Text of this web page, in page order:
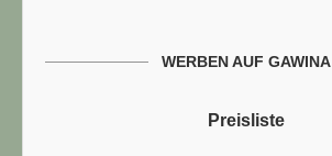
WERBEN AUF GAWINA
Preisliste